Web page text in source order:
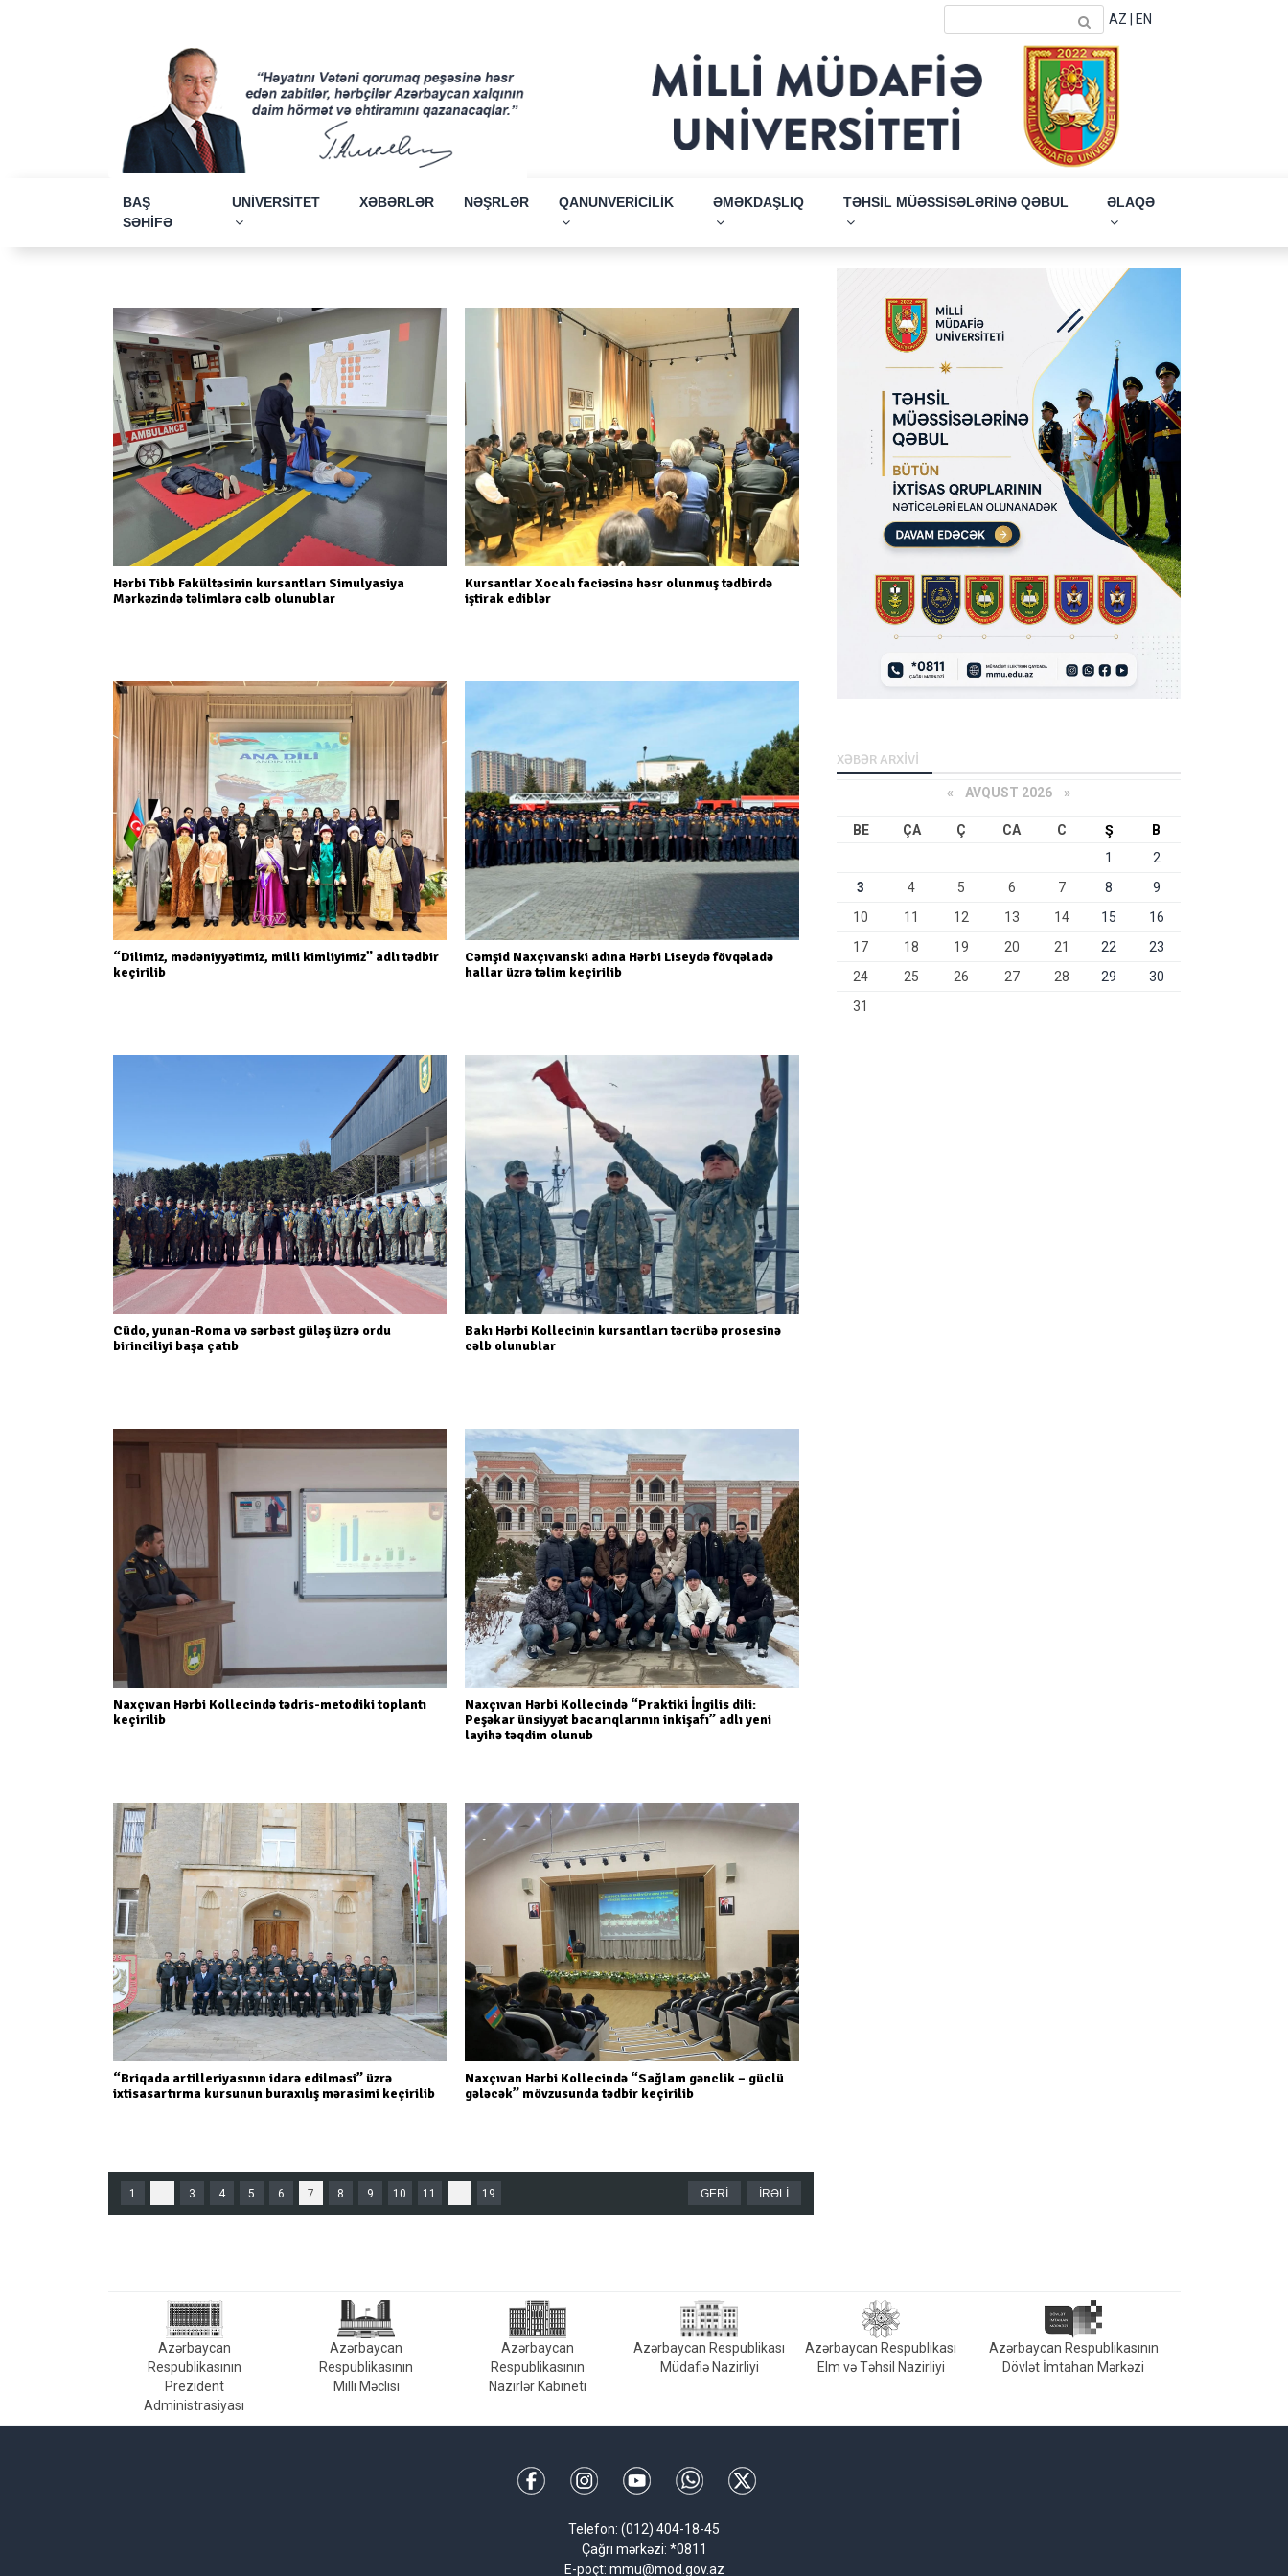
AZ EN
BAŞ
SƏHİFƏ
UNİVERSİTET XƏBƏRLƏR NƏŞRLƏR QANUNVERİCİLİK ƏMƏKDAŞLIQ TƏHSİL MÜƏSSİSƏLƏRİNƏ QƏBUL ƏLAQƏ
Hərbi Tibb Fakültəsinin kursantları Simulyasiya
Mərkəzində təlimlərə cəlb olunublar
Kursantlar Xocalı faciəsinə həsr olunmuş tədbirdə
iştirak ediblər
“Dilimiz, mədəniyyətimiz, milli kimliyimiz” adlı tədbir
keçirilib
Cəmşid Naxçıvanski adına Hərbi Liseydə fövqəladə
hallar üzrə təlim keçirilib
Cüdo, yunan-Roma və sərbəst güləş üzrə ordu
birinciliyi başa çatıb
Bakı Hərbi Kollecinin kursantları təcrübə prosesinə
cəlb olunublar
Naxçıvan Hərbi Kollecində tədris-metodiki toplantı
keçirilib
Naxçıvan Hərbi Kollecində “Praktiki İngilis dili:
Peşəkar ünsiyyət bacarıqlarının inkişafı” adlı yeni
layihə təqdim olunub
“Briqada artilleriyasının idarə edilməsi” üzrə
ixtisasartırma kursunun buraxılış mərasimi keçirilib
Naxçıvan Hərbi Kollecində “Sağlam gənclik – güclü
gələcək” mövzusunda tədbir keçirilib
1 ... 3 4 5 6 7 8 9 10 11 ... 19 GERİ İRƏLİ
XƏBƏR ARXİVİ
« AVQUST 2026 »
BE ÇA Ç CA C Ş
B
1
2
3
4 5 6 7 8
9
10
11 12 13 14 15
16
17
18 19 20 21 22
23
24
25 26 27 28 29
30
31
Azərbaycan
Respublikasının
Prezident
Administrasiyası
Azərbaycan
Respublikasının
Milli Məclisi
Azərbaycan
Respublikasının
Nazirlər Kabineti
Azərbaycan Respublikası
Müdafiə Nazirliyi
Azərbaycan Respublikası
Elm və Təhsil Nazirliyi
Azərbaycan Respublikasının
Dövlət İmtahan Mərkəzi
Telefon: (012) 404-18-45
Çağrı mərkəzi: *0811
E-poçt: mmu@mod.gov.az